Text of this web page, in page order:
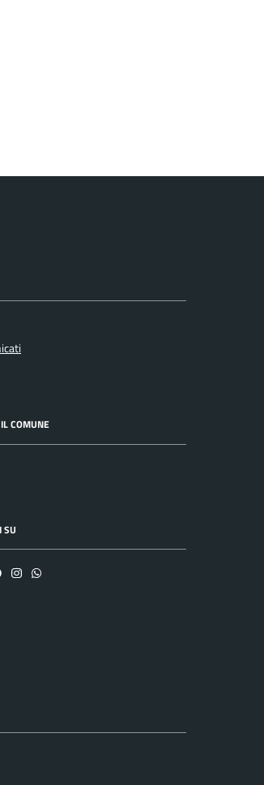
COMUNE
SU
FacebookInstagramWhatsapp